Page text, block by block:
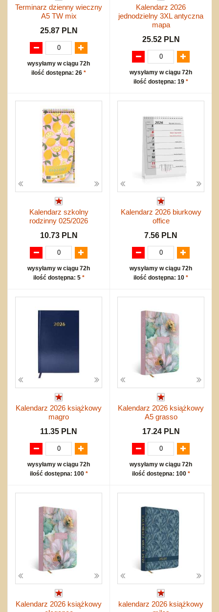
Terminarz dzienny wieczny
A5 TW mix
25.87 PLN
wysyłamy w ciągu 72h
ilość dostępna: 26 *
Kalendarz 2026
jednodzielny 3XL antyczna
mapa
25.52 PLN
wysyłamy w ciągu 72h
ilość dostępna: 19 *
Kalendarz szkolny
rodzinny 025/2026
10.73 PLN
wysyłamy w ciągu 72h
ilość dostępna: 5 *
Kalendarz 2026 biurkowy
office
7.56 PLN
wysyłamy w ciągu 72h
ilość dostępna: 10 *
Kalendarz 2026 książkowy
magro
11.35 PLN
wysyłamy w ciągu 72h
ilość dostępna: 100 *
Kalendarz 2026 książkowy
A5 grasso
17.24 PLN
wysyłamy w ciągu 72h
ilość dostępna: 100 *
Kalendarz 2026 książkowy
kalendarz 2026 książkowy